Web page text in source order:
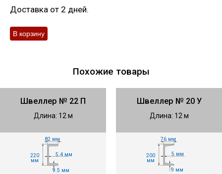
Доставка от 2 дней.
Похожие товары
Швеллер № 22 П
Длина: 12 м
82 мм
220
мм
5.4 мм
9.5 мм
Швеллер № 20 У
Длина: 12 м
76 мм
200
мм
5 мм
9 мм